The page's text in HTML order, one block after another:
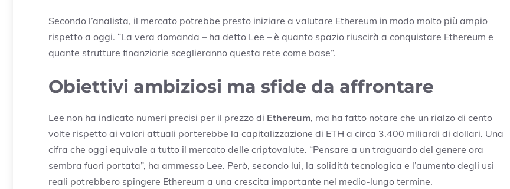
Secondo l’analista, il mercato potrebbe presto iniziare a valutare Ethereum in modo molto più ampio
rispetto a oggi. “La vera domanda – ha detto Lee – è quanto spazio riuscirà a conquistare Ethereum e
quante strutture finanziarie sceglieranno questa rete come base”.
Obiettivi ambiziosi ma sfide da affrontare
Lee non ha indicato numeri precisi per il prezzo di Ethereum, ma ha fatto notare che un rialzo di cento
volte rispetto ai valori attuali porterebbe la capitalizzazione di ETH a circa 3.400 miliardi di dollari. Una
cifra che oggi equivale a tutto il mercato delle criptovalute. “Pensare a un traguardo del genere ora
sembra fuori portata”, ha ammesso Lee. Però, secondo lui, la solidità tecnologica e l’aumento degli usi
reali potrebbero spingere Ethereum a una crescita importante nel medio-lungo termine.